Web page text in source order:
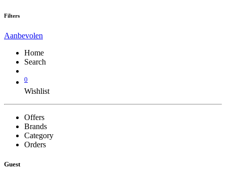
Filters
Aanbevolen
Home
Search
0
Wishlist
Offers
Brands
Category
Orders
Guest